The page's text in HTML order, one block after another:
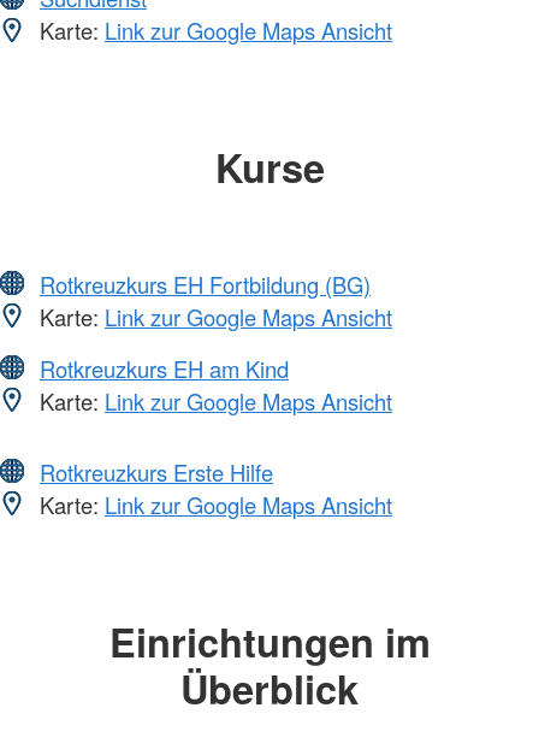
Karte: Link zur Google Maps Ansicht
Kurse
Rotkreuzkurs EH Fortbildung (BG)
Karte: Link zur Google Maps Ansicht
Rotkreuzkurs EH am Kind
Karte: Link zur Google Maps Ansicht
Rotkreuzkurs Erste Hilfe
Karte: Link zur Google Maps Ansicht
Einrichtungen im
Überblick